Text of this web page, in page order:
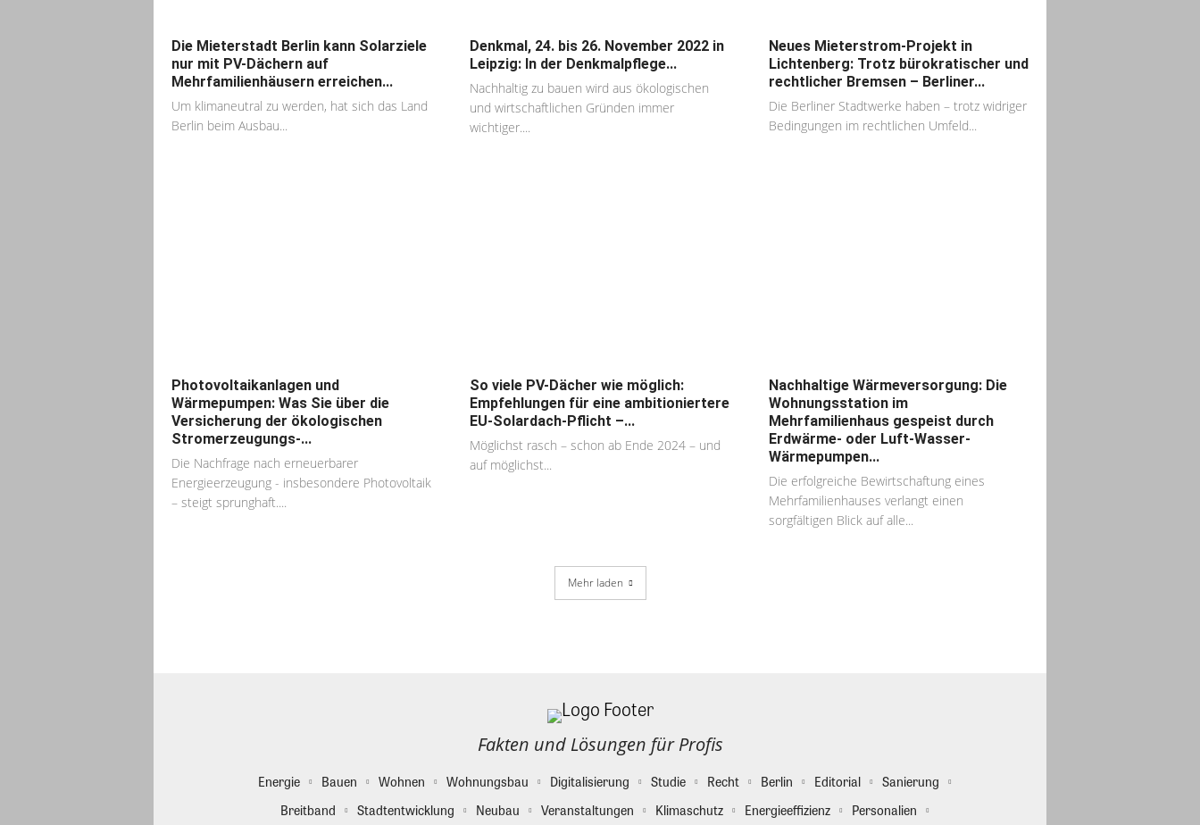
Die Mieterstadt Berlin kann Solarziele
nur mit PV-Dächern auf
Mehrfamilienhäusern erreichen...
Um klimaneutral zu werden, hat sich das Land
Berlin beim Ausbau...
Denkmal, 24. bis 26. November 2022 in
Leipzig: In der Denkmalpflege...
Nachhaltig zu bauen wird aus ökologischen
und wirtschaftlichen Gründen immer
wichtiger....
Neues Mieterstrom-Projekt in
Lichtenberg: Trotz bürokratischer und
rechtlicher Bremsen – Berliner...
Die Berliner Stadtwerke haben – trotz widriger
Bedingungen im rechtlichen Umfeld...
Photovoltaikanlagen und
Wärmepumpen: Was Sie über die
Versicherung der ökologischen
Stromerzeugungs-...
Die Nachfrage nach erneuerbarer
Energieerzeugung - insbesondere Photovoltaik
– steigt sprunghaft....
So viele PV-Dächer wie möglich:
Empfehlungen für eine ambitioniertere
EU-Solardach-Pflicht –...
Möglichst rasch – schon ab Ende 2024 – und
auf möglichst...
Nachhaltige Wärmeversorgung: Die
Wohnungsstation im
Mehrfamilienhaus gespeist durch
Erdwärme- oder Luft-Wasser-
Wärmepumpen...
Die erfolgreiche Bewirtschaftung eines
Mehrfamilienhauses verlangt einen
sorgfältigen Blick auf alle...
Mehr laden
Fakten und Lösungen für Profis
Energie Bauen Wohnen Wohnungsbau Digitalisierung Studie Recht Berlin Editorial
Sanierung
Breitband
Stadtentwicklung Neubau Veranstaltungen Klimaschutz Energieeffizienz
Personalien